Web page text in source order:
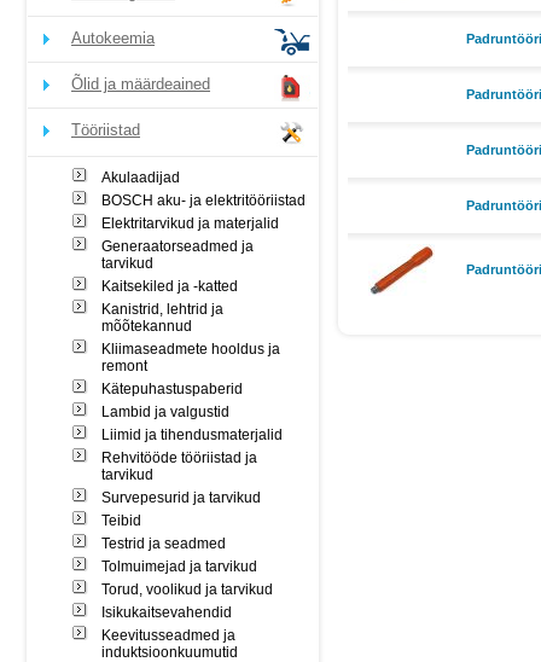
Autokeemia
Õlid ja määrdeained
Tööriistad
Akulaadijad
BOSCH aku- ja elektritööriistad
Elektritarvikud ja materjalid
Generaatorseadmed ja
tarvikud
Kaitsekiled ja -katted
Kanistrid, lehtrid ja
mõõtekannud
Kliimaseadmete hooldus ja
remont
Kätepuhastuspaberid
Lambid ja valgustid
Liimid ja tihendusmaterjalid
Rehvitööde tööriistad ja
tarvikud
Survepesurid ja tarvikud
Teibid
Testrid ja seadmed
Tolmuimejad ja tarvikud
Torud, voolikud ja tarvikud
Isikukaitsevahendid
Keevitusseadmed ja
induktsioonkuumutid